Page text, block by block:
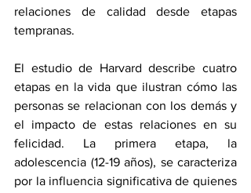
relaciones de calidad desde etapas
tempranas.
El estudio de Harvard describe cuatro
etapas en la vida que ilustran cómo las
personas se relacionan con los demás y
el impacto de estas relaciones en su
felicidad. La primera etapa, la
adolescencia (12-19 años), se caracteriza
por la influencia significativa de quienes